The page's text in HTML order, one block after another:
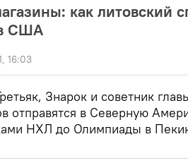
как литовский
США
16:03
Знарок и советник
отправятся в Северную
НХЛ до Олимпиады в